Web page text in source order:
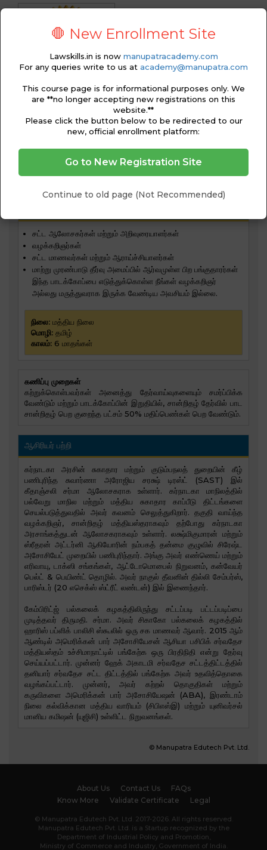
சட்ட ஆலோசகர்கள் மற்றும் அ̀றிவுரையாளர்கள்
வழக்கறிஞர்கள்
சட்ட மாணவர்கள் மற்றும் ஆராய்ச்சியாளர்கள்
மாற்று முரண்பாடு தீர்வு அமைப்பில் ஆர்வமுள்ள பிற பங்குதாரர்கள்
இந்த பாடக்கோப்பை எடுத்துக்கொள்ள நீங்கள் வழக்கறிஞர்
அல்லது மருத்துவராக இருக்க வேண்டிய அவசியம் இல்லை.
நிலை:மத்திய நிலை
மொழி:தமிழ்
காலம்:6 மாதங்கள்
கணிப்பு முறைகள்
கற்றுக்கொள்பவர்கள் அனைத்து தேர்வாய்வுகளையும் சமர்ப்பிக்க
வேண்டும் மற்றும் பாடக்கோப்பின் இறுதியில், சான்றிதழ் தேர்வில் பாட
சான்றிதழ் பெற குறைந்த பட்சம் 50% மதிப்பெண்கள் பெற வேண்டும்.
ஆசிரியர் பற்றி
கர்நாடகா அரசின் சுகாதார மற்றும் குடும்பநலத் துறையின் கீழ்
பணிபுரிந்த சுவார்ணா அரோஜிய சரக்ஷ் டிரஸ்ட் (SAST) இல்
கீதாஞ்சலி சர்மா ஆலோசகராக உள்ளார். கர்நாடகா மாநிலத்தில்
பல்வேறு மாநில மற்றும் மத்திய சுகாதார காப்பீடு திட்டங்களை
செயல்படுத்துவதில் அவர் கவனம் செலுத்துகிறார். தகுதி வாய்ந்த
வழக்கறிஞர், சான்றிதழ் மத்தியஸ்தராகவும் தற்போது கர்நாடகா
அரசாங்கத்துடன் ஆலோசகராகவும் உள்ளார். லக்ஷ்மிகுமாரன் மற்றும்
ஸ்ரீதரன் அட்டர்னி ஆகியோரின் நம்பகத் தன்மை குழுவில் சிரேஷ்ட
அசோசியேட் முறையில் பணிபுரிந்தார். அங்கு அவர் எண்ணெய் மற்றும்
எரிவாயு, டாக்ஸி சங்கங்கள், ஆட்டோமொபைல் நிறுவனம், கன்வேயர்
பெல்ட் & பெயிண்ட் தொழில். அவர் நாகுல் தீவனின் தில்லி சேம்பர்ஸ்,
பாரிஸ்டர் (20 எசெக்ஸ் ஸ்ட்ரீட் லண்டன்) இல் இணைந்தார்.
கேம்பிரிட்ஜ் பல்கலைக் கழகத்திலிருந்து சட்டப்படி பட்டப்படிப்பை
முடித்தவர் திருமதி. சர்மா. அவர் சிகாகோ பல்கலைக் கழகத்தில்
ஹாரிஸ் பப்ளிக் பாலிசி ஸ்கூலில் ஒரு சக மாணவர் ஆவார். 2015 ஆம்
ஆண்டில் அமெரிக்கன் பார் அசோசியேசன் ஆசியா பசிபிக் சர்வதேச
மத்தியஸ்தம் உச்சிமாநாட்டில் பங்கேற்க ஒரு பிரதிநிதி என்று தேர்வு
செய்யப்பட்டார். முன்னர் ஹேக் அகாடமி சர்வதேச சட்டத்திட்டத்தில்
தனியார் சர்வதேச சட்ட திட்டத்தில் பங்கேற்க அவர் உதவித்தொகை
வழங்கப்பட்டார். முன்னர், அவர் கற்றல் தொகுதிகள் மற்றும்
கருவிகளை அமெரிக்கன் பார் அசோசியேஷன் (ABA), இரண்டாம்
நிலை கல்விக்கான மத்திய வாரியம் (சிபிஎஸ்இ) மற்றும் யுனிவர்சல்
மானிய கமிஷன் (யுஜிசி) உள்ளிட்ட நிறுவனங்கள்.
© Manupatra Edutech Pvt. Ltd.
🛑 New Enrollment Site
Lawskills.in is now manupatracademy.com
For any queries write to us at academy@manupatra.com
This course page is for informational purposes only. We
are **no longer accepting new registrations on this
website.**
Please click the button below to be redirected to our
new, official enrollment platform:
Go to New Registration Site
Continue to old page (Not Recommended)
About Us Contact Us
FAQs
Know More
Validate Certificate Legal
© Manupatra Edutech Pvt. Ltd. 2017-2026. All rights reserved.
Manupatra Edutech Pvt. Ltd. is a Startup recognized by the
Department of Industrial Policy and Promotion,
Ministry of Commerce and Industry, Government of India.